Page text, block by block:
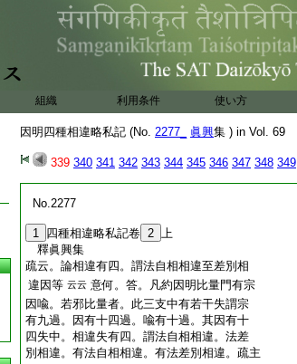
組織 利用条件 使い方
因明四種相違略私記 (No. 2277_ 眞興集 ) in Vol. 69
339 340 341 342 343 344 345 346 347 348 349
No.2277
1 四種相違略私記卷 2 上
釋眞興集
疏云。論相違有四。謂法自相相違至差別相
違因等 云云 意何。答。凡約因明比量門有宗
因喩。若邪比量者。此三支中有若干失謂宗
有九過。因有十四過。喩有十過。其因有十
四失中。相違失有四。謂法自相相違。法差
別相違。有法自相相違。有法差別相違。疏主